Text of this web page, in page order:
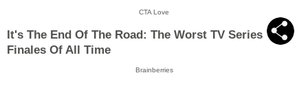
CTA Love
It's The End Of The Road: The Worst TV Series
Finales Of All Time
Brainberries